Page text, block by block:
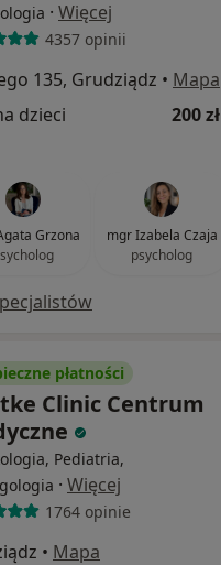
· Więcej
4357 opinii
135, Grudziądz • Mapa
dzieci
200 zł
Grzona
mgr Izabela Czaja
psycholog
płatności
Clinic Centrum
Pediatria,
· Więcej
1764 opinie
• Mapa